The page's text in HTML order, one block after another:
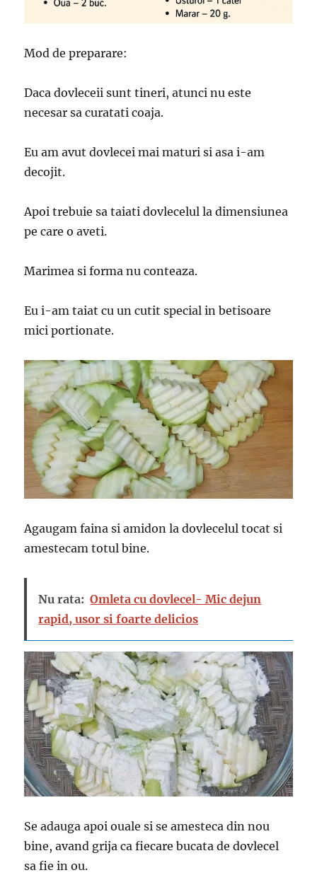
Mod de preparare:
Daca dovleceii sunt tineri, atunci nu este
necesar sa curatati coaja.
Eu am avut dovlecei mai maturi si asa i-am
decojit.
Apoi trebuie sa taiati dovlecelul la dimensiunea
pe care o aveti.
Marimea si forma nu conteaza.
Eu i-am taiat cu un cutit special in betisoare
mici portionate.
Agaugam faina si amidon la dovlecelul tocat si
amestecam totul bine.
Nu rata: Omleta cu dovlecel- Mic dejun
rapid, usor si foarte delicios
Se adauga apoi ouale si se amesteca din nou
bine, avand grija ca fiecare bucata de dovlecel
sa fie in ou.